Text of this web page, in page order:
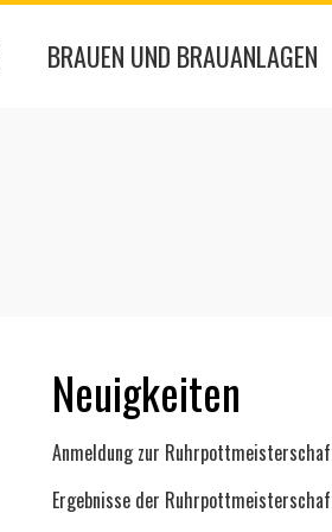
BRAUEN UND BRAUANLAGEN
Neuigkeiten
Anmeldung zur
Ergebnisse der